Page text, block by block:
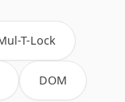
T-Lock
DOM